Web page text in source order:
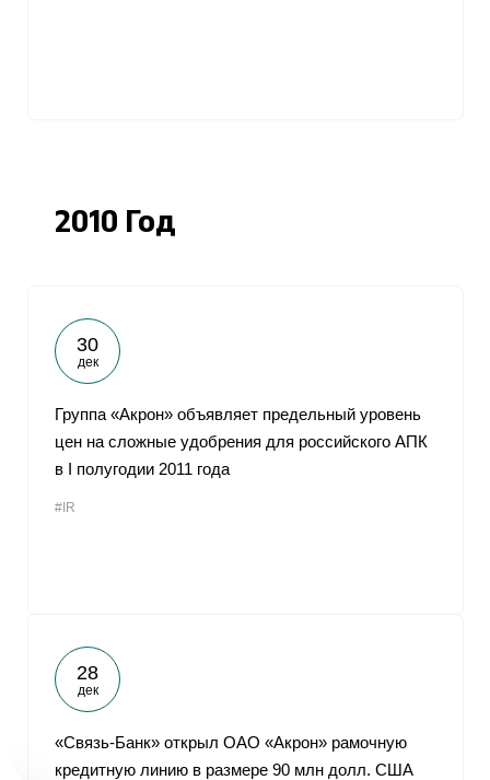
2010 Год
30
дек
Группа «Акрон» объявляет предельный уровень
цен на сложные удобрения для российского АПК
в I полугодии 2011 года
#IR
28
дек
«Связь-Банк» открыл ОАО «Акрон» рамочную
кредитную линию в размере 90 млн долл. США